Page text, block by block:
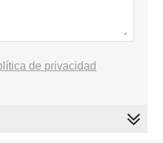
de privacidad